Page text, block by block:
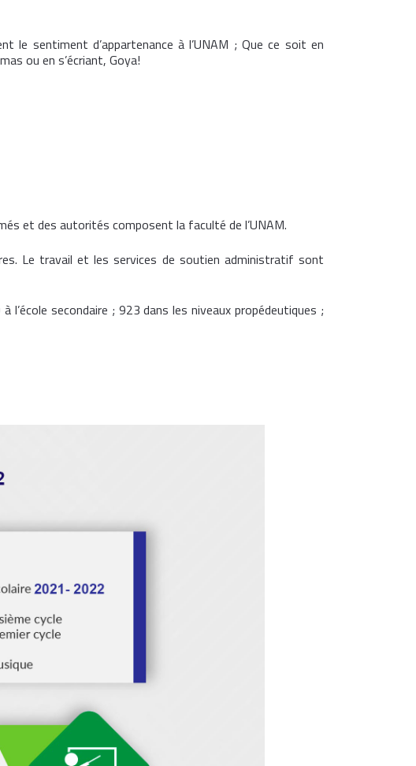
le sentiment d’appartenance à l’UNAM ; Que ce soit en
ou en s’écriant, Goya!
et des autorités composent la faculté de l’UNAM.
Le travail et les services de soutien administratif sont
secondaire ; 923 dans les niveaux propédeutiques ;